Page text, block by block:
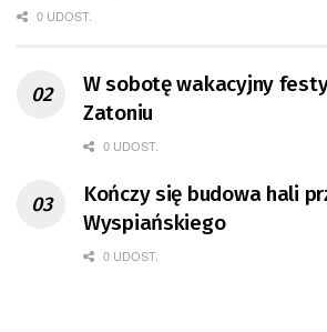
0 UDOST.
W sobotę wakacyjny
Zatoniu
0 UDOST.
Kończy się budowa hali
Wyspiańskiego
0 UDOST.